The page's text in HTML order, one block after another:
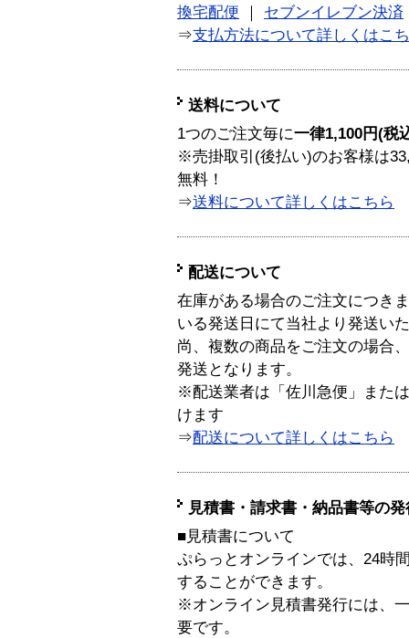
換宅配便
セブンイレブン決済
⇒支払方法について詳しくはこ
送料について
1つのご注文毎に一律1,100円(税
※売掛取引(後払い)のお客様は
無料！
⇒送料について詳しくはこちら
配送について
在庫がある場合のご注文につき
いる発送日にて当社より発送い
尚、複数の商品をご注文の場合
発送となります。
※配送業者は「佐川急便」また
けます
⇒配送について詳しくはこちら
見積書・請求書・納品書等の
■見積書について
ぷらっとオンラインでは、24時
することができます。
※オンライン見積書発行には、
要です。